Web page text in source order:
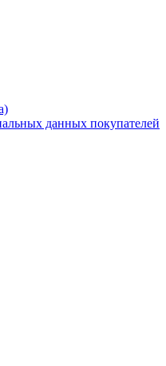
данных покупателей